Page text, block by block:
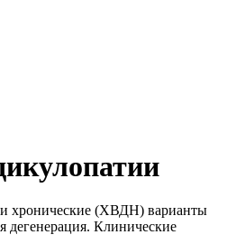
и хронические (ХВДН) варианты
Клинические